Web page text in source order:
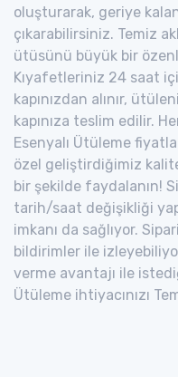
oluşturarak, geriye
çıkarabilirsiniz. Temiz
ütüsünü büyük bir
Kıyafetleriniz 24 saat
kapınızdan alınır,
kapınıza teslim edilir.
Esenyalı Ütüleme
özel geliştirdiğimiz
bir şekilde faydalanın!
tarih/saat değişikliği
imkanı da sağlıyor.
bildirimler ile
verme avantajı ile
Ütüleme ihtiyacınızı